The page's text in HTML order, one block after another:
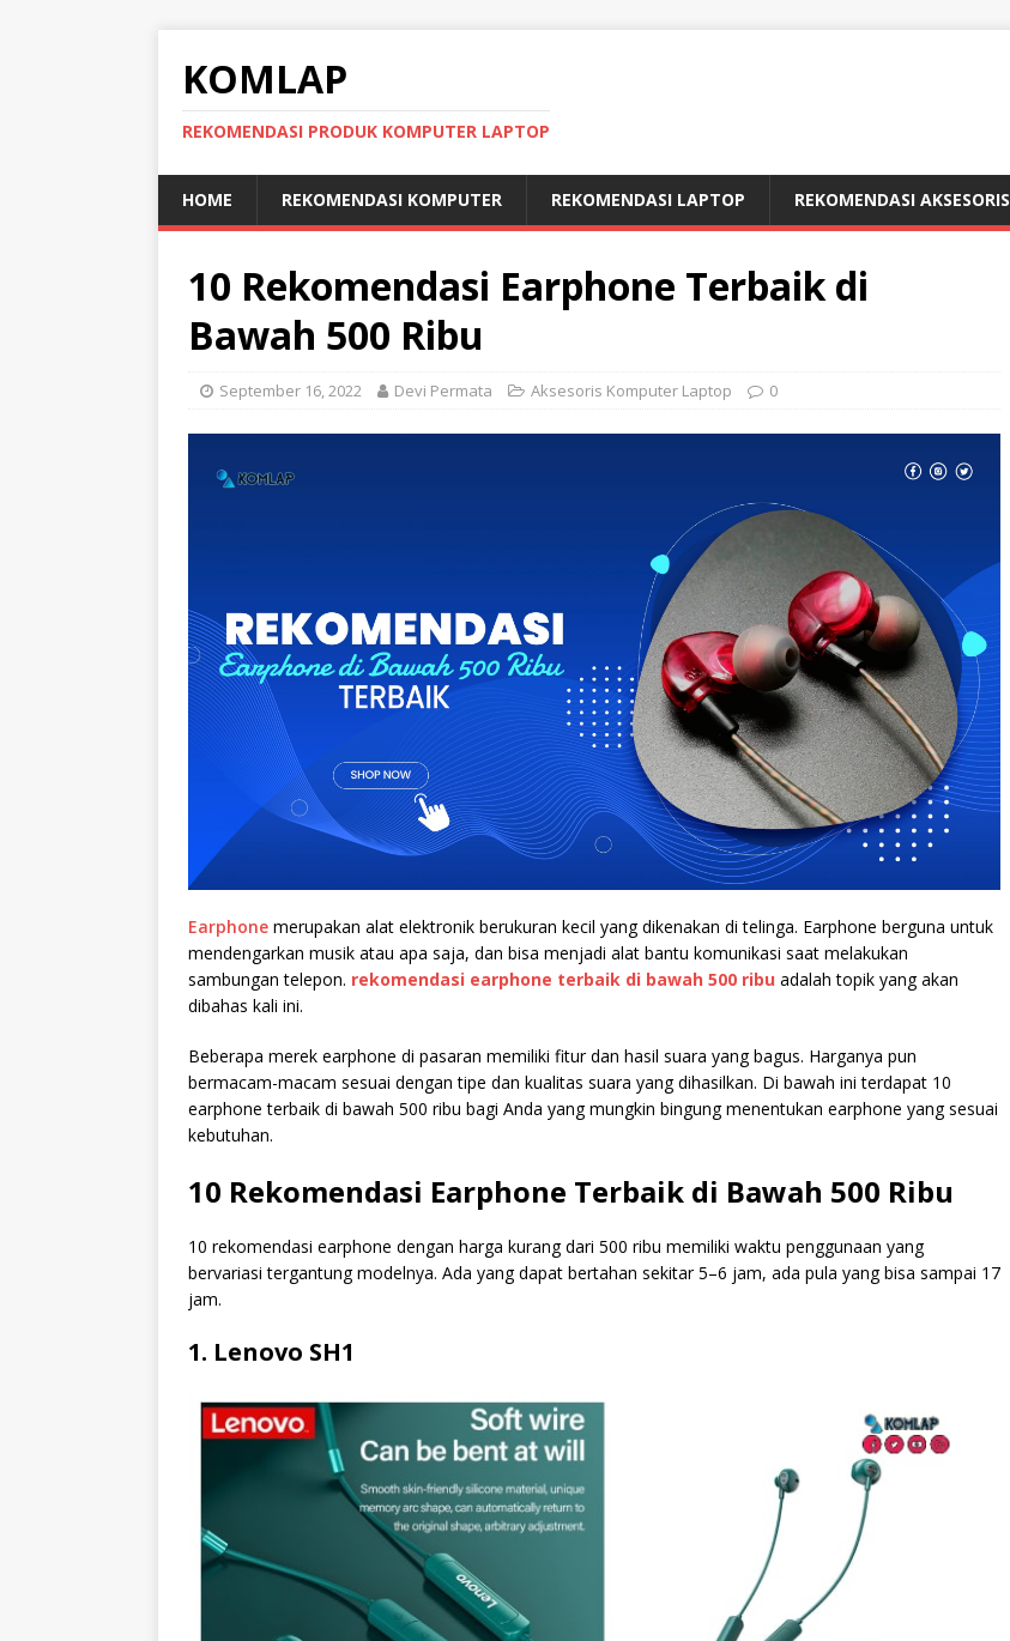
KOMLAP
REKOMENDASI PRODUK KOMPUTER LAPTOP
HOME REKOMENDASI KOMPUTER REKOMENDASI LAPTOP REKOMENDASI AKSESORIS
10 Rekomendasi Earphone Terbaik di
Bawah 500 Ribu
September 16, 2022 Devi Permata Aksesoris Komputer Laptop 0
Earphone merupakan alat elektronik berukuran kecil yang dikenakan di telinga. Earphone berguna untuk
mendengarkan musik atau apa saja, dan bisa menjadi alat bantu komunikasi saat melakukan
sambungan telepon. rekomendasi earphone terbaik di bawah 500 ribu adalah topik yang akan
dibahas kali ini.
Beberapa merek earphone di pasaran memiliki fitur dan hasil suara yang bagus. Harganya pun
bermacam-macam sesuai dengan tipe dan kualitas suara yang dihasilkan. Di bawah ini terdapat 10
earphone terbaik di bawah 500 ribu bagi Anda yang mungkin bingung menentukan earphone yang sesuai
kebutuhan.
10 Rekomendasi Earphone Terbaik di Bawah 500 Ribu
10 rekomendasi earphone dengan harga kurang dari 500 ribu memiliki waktu penggunaan yang
bervariasi tergantung modelnya. Ada yang dapat bertahan sekitar 5–6 jam, ada pula yang bisa sampai 17
jam.
1. Lenovo SH1